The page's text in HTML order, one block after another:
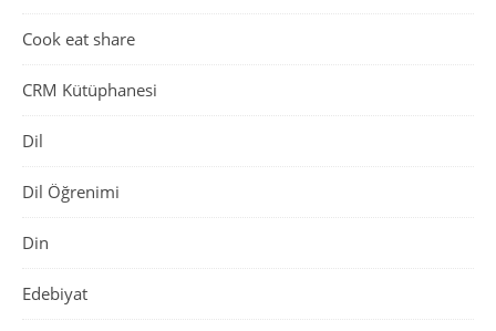
Cook eat share
CRM Kütüphanesi
Dil
Dil Öğrenimi
Din
Edebiyat